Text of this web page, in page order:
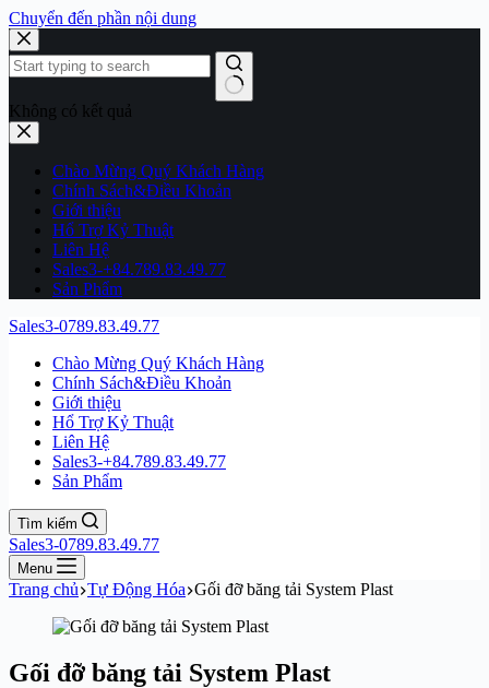
Chuyển đến phần nội dung
Không có kết quả
Chào Mừng Quý Khách Hàng
Chính Sách&Điều Khoản
Giới thiệu
Hổ Trợ Kỷ Thuật
Liên Hệ
Sales3-+84.789.83.49.77
Sản Phẩm
Sales3-0789.83.49.77
Chào Mừng Quý Khách Hàng
Chính Sách&Điều Khoản
Giới thiệu
Hổ Trợ Kỷ Thuật
Liên Hệ
Sales3-+84.789.83.49.77
Sản Phẩm
Tìm kiếm
Sales3-0789.83.49.77
Menu
Trang chủ Tự Động Hóa Gối đỡ băng tải System Plast
Gối đỡ băng tải System Plast